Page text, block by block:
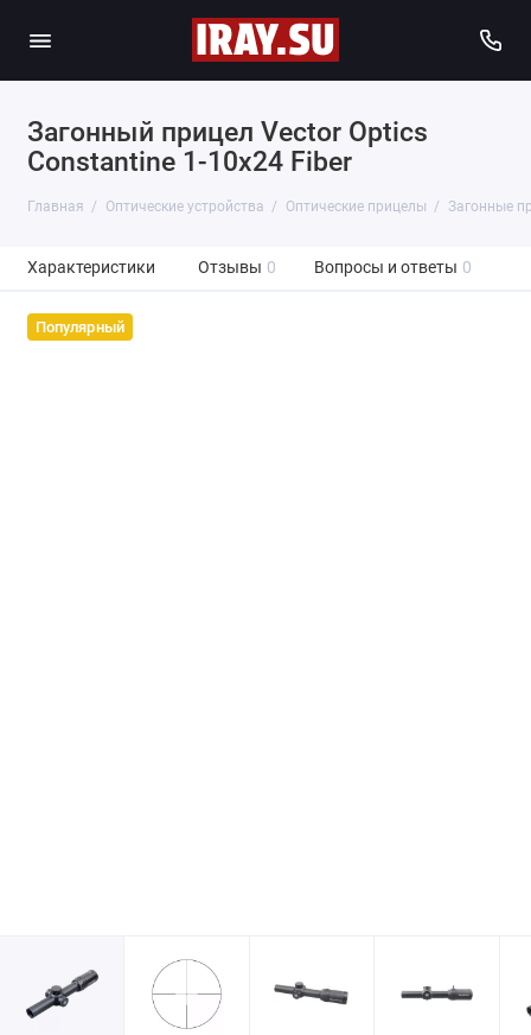
Загонный прицел Vector Optics
Constantine 1-10x24 Fiber
Главная Оптические устройства Оптические прицелы Загонные
Характеристики Отзывы 0 Вопросы и ответы 0
Популярный